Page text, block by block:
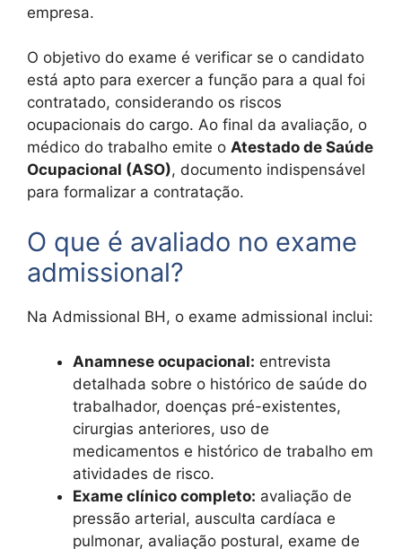
empresa.
O objetivo do exame é verificar se o candidato
está apto para exercer a função para a qual foi
contratado, considerando os riscos
ocupacionais do cargo. Ao final da avaliação, o
médico do trabalho emite o Atestado de Saúde
Ocupacional (ASO), documento indispensável
para formalizar a contratação.
O que é avaliado no exame
admissional?
Na Admissional BH, o exame admissional inclui:
Anamnese ocupacional: entrevista
detalhada sobre o histórico de saúde do
trabalhador, doenças pré-existentes,
cirurgias anteriores, uso de
medicamentos e histórico de trabalho em
atividades de risco.
Exame clínico completo: avaliação de
pressão arterial, ausculta cardíaca e
pulmonar, avaliação postural, exame de